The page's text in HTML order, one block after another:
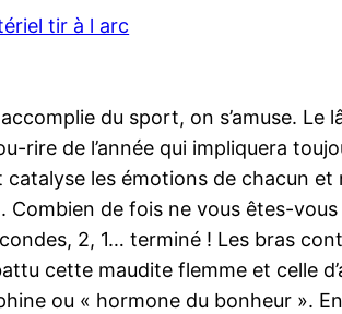
tir à l arc
du sport, on s’amuse.
rire de l’année qui impliquera
catalyse les émotions de chacun
de fois ne vous êtes-vous
2, 1… terminé ! Les bras
cette maudite flemme et celle
ou « hormone du bonheur ».